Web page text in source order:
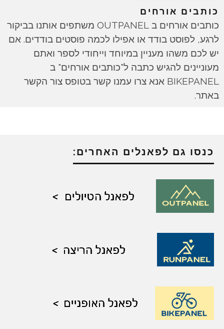
כותבים אורחים
כותבים אורחים ב OUTPANEL משתפים אותנו בביקור
לרגע, לפוסט בודד או אפילו לכמה פוסטים בודדים. אם
יש לכם משהו מעניין במיוחד וייחודי לספר ואתם
מעוניינים להגיש כתבה ל"כותבים אורחים" ב
BIKEPANEL אנא צרו עמנו קשר בטופס צור הקשר
באתר.
כנסו גם לפאנלים האחרים: